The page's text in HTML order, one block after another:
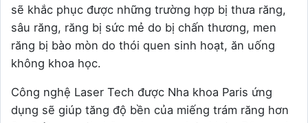
sẽ khắc phục được những trường hợp bị thưa răng,
sâu răng, răng bị sức mẻ do bị chấn thương, men
răng bị bào mòn do thói quen sinh hoạt, ăn uống
không khoa học.
Công nghệ Laser Tech được Nha khoa Paris ứng
dụng sẽ giúp tăng độ bền của miếng trám răng hơn